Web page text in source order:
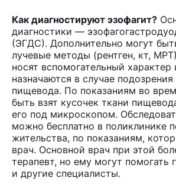
Как диагностируют эзофагит?
диагностики —
(ЭГДС). Дополнительно могут
лучевые методы (рентген, кт,
носят вспомогательный характер
назначаются в случае
пищевода. По показаниям во
быть взят кусочек ткани
его под микроскопом.
можно бесплатно в поликлинике
жительства, по показаниям,
врач. Основной врач при этой
терапевт, но ему могут помогать
и другие специалисты.